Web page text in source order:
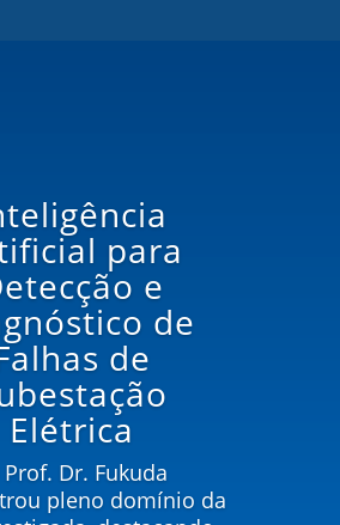
para
e
de
de
Elétrica
Prof. Dr. Fukuda
pleno domínio da